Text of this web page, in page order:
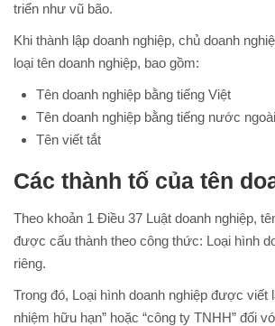
triển như vũ bão.
Khi thành lập doanh nghiệp, chủ doanh
loại tên doanh nghiệp, bao gồm:
Tên doanh nghiệp bằng tiếng Việt
Tên doanh nghiệp bằng tiếng nước ngoài
Tên viết tắt
Các thành tố của tên
Theo khoản 1 Điều 37 Luật doanh nghiệp,
được cấu thành theo công thức: Loại hình
riêng.
Trong đó, Loại hình doanh nghiệp được viết
nhiệm hữu hạn” hoặc “công ty TNHH” đối